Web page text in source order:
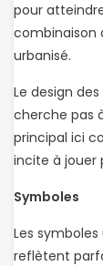
pour
combinaison
urbanisé.
Le design
cherche pas
principal ici
incite à jouer
Symboles
Les
reflètent